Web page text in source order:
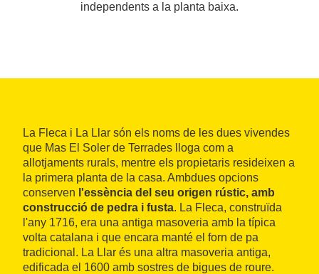
independents a la planta baixa.
La Fleca i La Llar són els noms de les dues vivendes
que Mas El Soler de Terrades lloga com a
allotjaments rurals, mentre els propietaris resideixen a
la primera planta de la casa. Ambdues opcions
conserven l'essència del seu origen rústic, amb
construcció de pedra i fusta. La Fleca, construïda
l'any 1716, era una antiga masoveria amb la típica
volta catalana i que encara manté el forn de pa
tradicional. La Llar és una altra masoveria antiga,
edificada el 1600 amb sostres de bigues de roure.